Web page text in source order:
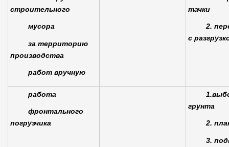
строительного
мусора
за территорию
производства
работ вручную
тачки
2.
с
работа
фронтального
погрузчика
грунта
2.
3.